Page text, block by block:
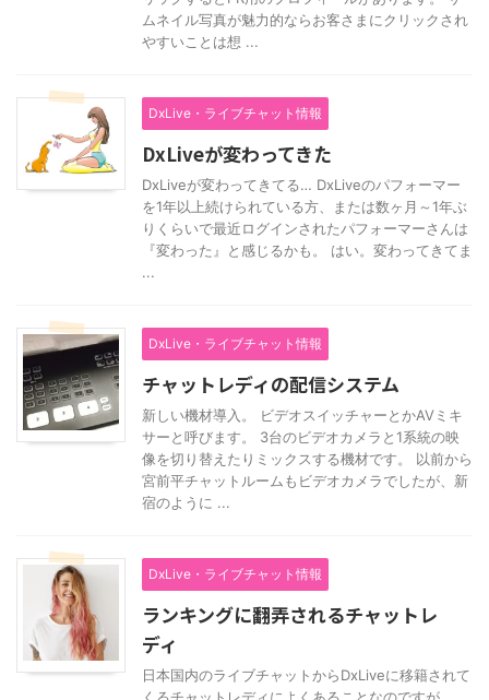
ムネイル写真が魅力的ならお客さまにクリックされ
やすいことは想 ...
DxLive・ライブチャット情報
DxLiveが変わってきた
DxLiveが変わってきてる… DxLiveのパフォーマー
を1年以上続けられている方、または数ヶ月～1年ぶ
りくらいで最近ログインされたパフォーマーさんは
『変わった』と感じるかも。 はい。変わってきてま
...
DxLive・ライブチャット情報
チャットレディの配信システム
新しい機材導入。 ビデオスイッチャーとかAVミキ
サーと呼びます。 3台のビデオカメラと1系統の映
像を切り替えたりミックスする機材です。 以前から
宮前平チャットルームもビデオカメラでしたが、新
宿のように ...
DxLive・ライブチャット情報
ランキングに翻弄されるチャットレ
ディ
日本国内のライブチャットからDxLiveに移籍されて